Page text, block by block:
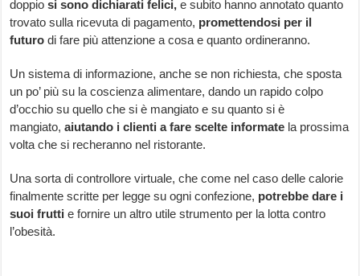
doppiosi sono dichiarati felici,e subito hanno annotato quanto
trovato sulla ricevuta di pagamento, promettendosi per il
futurodi fare più attenzione a cosa e quanto ordineranno.
Un sistema di informazione, anche se non richiesta, che sposta
un po’ più su la coscienza alimentare, dando un rapido colpo
d’occhio su quello che si è mangiato e su quanto si è
mangiato,aiutando i clienti a fare scelte informate la prossima
volta che si recheranno nel ristorante.
Una sorta di controllore virtuale, che come nel caso delle calorie
finalmente scritte per legge su ogni confezione, potrebbe dare i
suoi fruttie fornire un altro utile strumento per la lotta contro
l’obesità.